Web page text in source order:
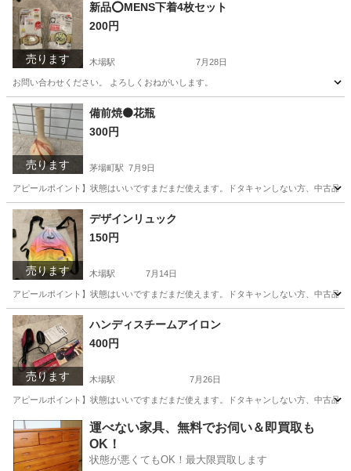
売ります
新品⭕️MENS下着4枚セット
200円
木場駅 7月28日
お問い合わせください。 よろしくおねがいします。
東京 江東区 木場駅 生活雑貨
売ります
備前焼🟠花瓶
300円
茅場町駅 7月9日
アピールポイント】状態はいいですまだまだ使えます。ドタキャンしない方、中古品
東京 中央区 茅場町駅 生活雑貨
売ります
デザインリュック
150円
木場駅 7月14日
アピールポイント】状態はいいですまだまだ使えます。ドタキャンしない方、中古品
東京 江東区 木場駅 バッグ リュック
売ります
ハンディスチームアイロン
400円
木場駅 7月26日
アピールポイント】状態はいいですまだまだ使えます。ドタキャンしない方、中古品
東京 江東区 木場駅 生活雑貨
運べない家具、無料でお伺い＆即買取も
OK！
状態が悪くてもOK！最大限買取します